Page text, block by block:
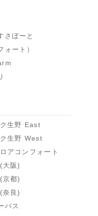
さぽーと
ォート）
生野 East
生野 West
アコンフォート
阪)
都)
良)
パス